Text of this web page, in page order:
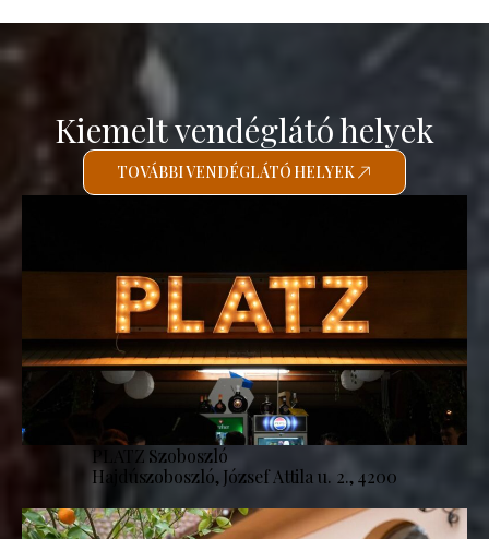
Kiemelt vendéglátó helyek
TOVÁBBI VENDÉGLÁTÓ HELYEK
PLATZ Szoboszló
Hajdúszoboszló, József Attila u. 2., 4200